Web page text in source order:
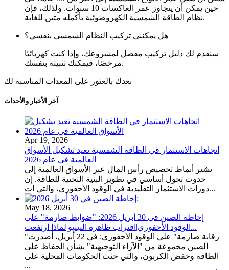
حين يمكن أن يتجاوز عمر العاكسات 10 سنوات. ولذلك، فإن
نظام الطاقة الشمسية الكهروضوئية بأكمله متين للغاية.
هل يمكنني تركيب النظام الشمسي بنفسي؟
سنقدم لك دليل تركيب مفصل لمشروعك، وإذا كنت كهربائيًا
مرخصًا، فيمكنك تثبيته بنفسك.
نعدك بالعثور على المعدات المناسبة لك
آخر الأخبار والأحداث
Apr 19, 2026
اتجاهات الاستثمار في الطاقة الشمسية تعيد تشكيل الأسواق
العالمية في عام 2026
تشير أنماط تخصيص رأس المال عبر الأسواق العالمية إلى
حدوث تحول أساسي في تطوير البنية التحتية للطاقة. إن
دورات الاستثمار التقليدية في الوقود الأحفوري، والتي ات...
May 18, 2026
إحاطة الصين في 30 أبريل 2026: "ضوابط صارمة" على
الوقود الأحفوري|اقتراب ظاهرة النينيو|لماذا ارتفعت...
"رقابة صارمة" على الوقود الأحفوري: في 22 أبريل، أصدرت
الصين مجموعة من "الآراء التوجيهية" بشأن الحفاظ على
الطاقة وخفض الكربون، والتي حثت الحكومات المحلية على
...